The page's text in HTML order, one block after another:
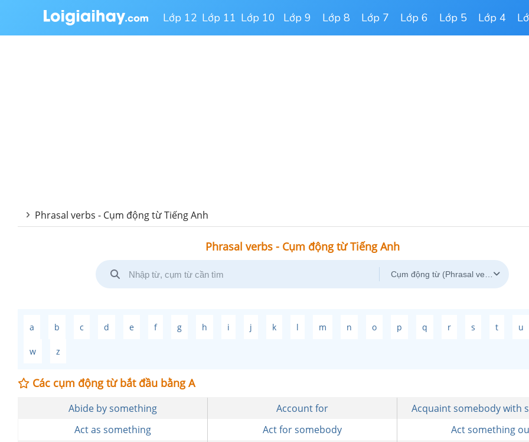
Lớp 12 Lớp 11 Lớp 10 Lớp 9 Lớp 8 Lớp 7 Lớp 6 Lớp 5 Lớp 4
Phrasal verbs - Cụm động từ Tiếng Anh
Phrasal verbs - Cụm động từ Tiếng Anh
Cụm động từ (Phrasal verbs)
a b c d e f g h i j k l m n o p q r s t u
w z
Các cụm động từ bắt đầu bằng A
Abide by something Account for
Acquaint somebody with
Act as something
Act for somebody
Act something